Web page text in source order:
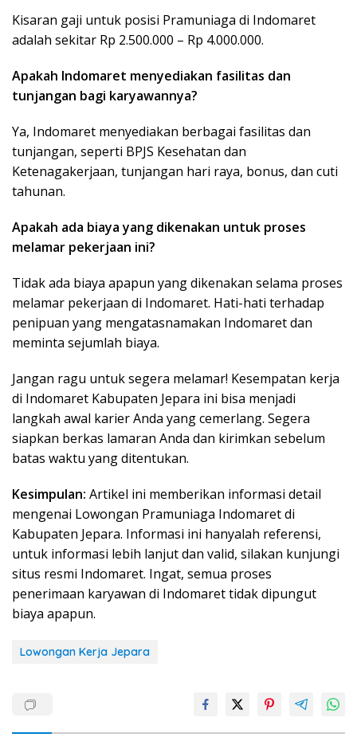
Kisaran gaji untuk posisi Pramuniaga di Indomaret
adalah sekitar Rp 2.500.000 – Rp 4.000.000.
Apakah Indomaret menyediakan fasilitas dan
tunjangan bagi karyawannya?
Ya, Indomaret menyediakan berbagai fasilitas dan
tunjangan, seperti BPJS Kesehatan dan
Ketenagakerjaan, tunjangan hari raya, bonus, dan cuti
tahunan.
Apakah ada biaya yang dikenakan untuk proses
melamar pekerjaan ini?
Tidak ada biaya apapun yang dikenakan selama proses
melamar pekerjaan di Indomaret. Hati-hati terhadap
penipuan yang mengatasnamakan Indomaret dan
meminta sejumlah biaya.
Jangan ragu untuk segera melamar! Kesempatan kerja
di Indomaret Kabupaten Jepara ini bisa menjadi
langkah awal karier Anda yang cemerlang. Segera
siapkan berkas lamaran Anda dan kirimkan sebelum
batas waktu yang ditentukan.
Kesimpulan: Artikel ini memberikan informasi detail
mengenai Lowongan Pramuniaga Indomaret di
Kabupaten Jepara. Informasi ini hanyalah referensi,
untuk informasi lebih lanjut dan valid, silakan kunjungi
situs resmi Indomaret. Ingat, semua proses
penerimaan karyawan di Indomaret tidak dipungut
biaya apapun.
Lowongan Kerja Jepara